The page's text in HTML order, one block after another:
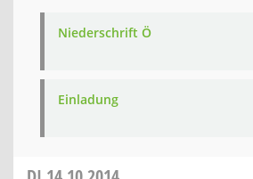
Niederschrift Ö
Einladung